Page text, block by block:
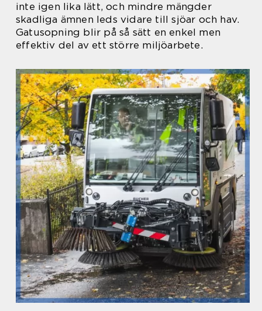
inte igen lika lätt, och mindre mängder
skadliga ämnen leds vidare till sjöar och hav.
Gatusopning blir på så sätt en enkel men
effektiv del av ett större miljöarbete.